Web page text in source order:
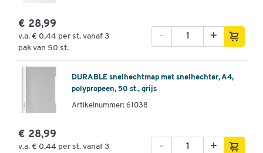
€ 28,99
v.a. € 0,44 per st. vanaf 3
pak van 50 st.
+
-
DURABLE snelhechtmap met snelhechter, A4,
polypropeen, 50 st., grijs
Artikelnummer: 61038
€ 28,99
v.a. € 0,44 per st. vanaf 3
+
-